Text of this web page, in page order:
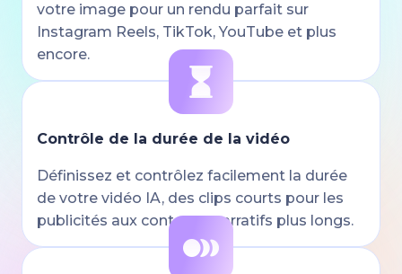
votre image pour un rendu parfait sur
Instagram Reels, TikTok, YouTube et plus
encore.
Contrôle de la durée de la vidéo
Définissez et contrôlez facilement la durée
de votre vidéo IA, des clips courts pour les
publicités aux contenus narratifs plus longs.